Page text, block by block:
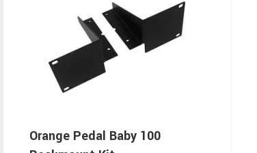
Orange Pedal Baby 100